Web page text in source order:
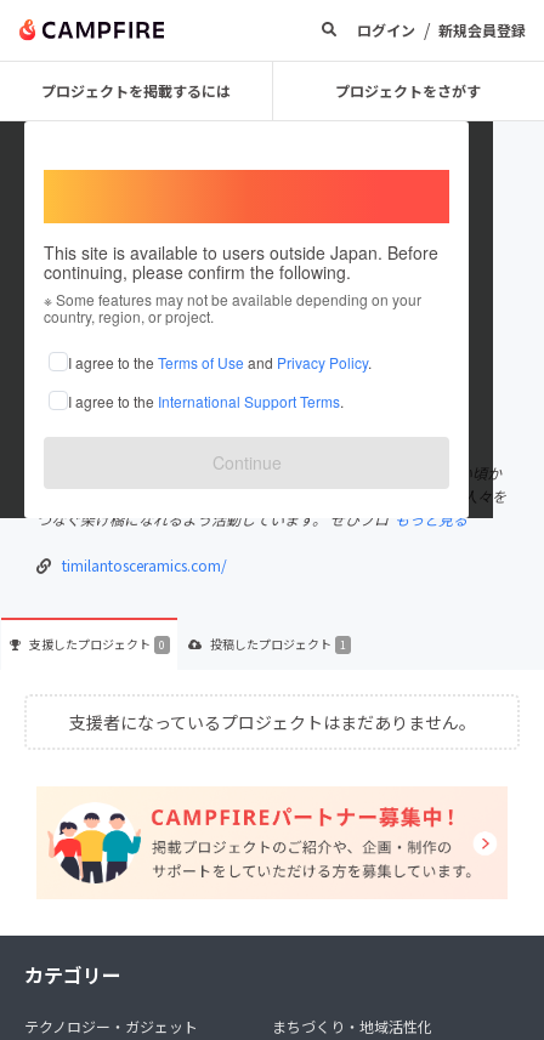
ログイン / 新規会員登録
プロジェクトを掲載するには プロジェクトをさがす
This site is available to users outside Japan. Before
continuing, please confirm the following.
※ Some features may not be available depending on your
country, region, or project.
I agree to the Terms of Use and Privacy Policy.
I agree to the International Support Terms.
Continue
timilantosceramics
これまでに1件のプロジェクトを投稿しています
在住国：日本 現在地：栃木県
出身国：日本 出身地：未設定
私はハンガリー出身で、今は日本で陶芸家をしています。私は幼い頃か
ら芸術や粘土に触れてきた人生でした。 日本とハンガリーの国や人々を
つなぐ架け橋になれるよう活動しています。 ぜひプロ もっと見る
timilantosceramics.com/
支援したプロジェクト 0 投稿したプロジェクト 1
支援者になっているプロジェクトはまだありません。
カテゴリー
テクノロジー・ガジェット
まちづくり・地域活性化